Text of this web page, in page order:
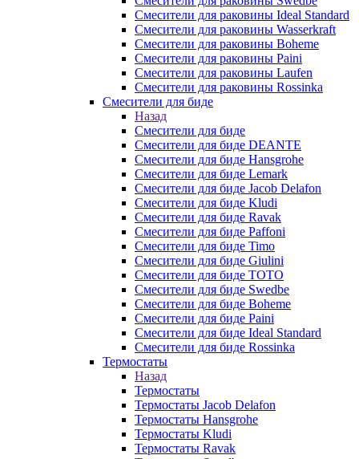
Смесители для раковины Ideal Standard
Смесители для раковины Wasserkraft
Смесители для раковины Boheme
Смесители для раковины Paini
Смесители для раковины Laufen
Смесители для раковины Rossinka
Смесители для биде
Назад
Смесители для биде
Смесители для биде DEANTE
Смесители для биде Hansgrohe
Смесители для биде Lemark
Смесители для биде Jacob Delafon
Смесители для биде Kludi
Смесители для биде Ravak
Смесители для биде Paffoni
Смесители для биде Timo
Смесители для биде Giulini
Смесители для биде TOTO
Смесители для биде Swedbe
Смесители для биде Boheme
Смесители для биде Paini
Смесители для биде Ideal Standard
Смесители для биде Rossinka
Термостаты
Назад
Термостаты
Термостаты Jacob Delafon
Термостаты Hansgrohe
Термостаты Kludi
Термостаты Ravak